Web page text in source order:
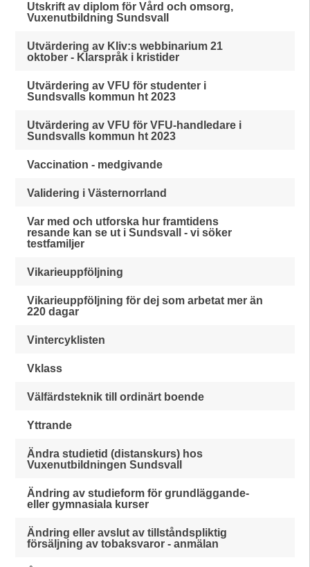
Utskrift av diplom för Vård och omsorg,
Vuxenutbildning Sundsvall
Utvärdering av Kliv:s webbinarium 21
oktober - Klarspråk i kristider
Utvärdering av VFU för studenter i
Sundsvalls kommun ht 2023
Utvärdering av VFU för VFU-handledare i
Sundsvalls kommun ht 2023
Vaccination - medgivande
Validering i Västernorrland
Var med och utforska hur framtidens
resande kan se ut i Sundsvall - vi söker
testfamiljer
Vikarieuppföljning
Vikarieuppföljning för dej som arbetat mer än
220 dagar
Vintercyklisten
Vklass
Välfärdsteknik till ordinärt boende
Yttrande
Ändra studietid (distanskurs) hos
Vuxenutbildningen Sundsvall
Ändring av studieform för grundläggande-
eller gymnasiala kurser
Ändring eller avslut av tillståndspliktig
försäljning av tobaksvaror - anmälan